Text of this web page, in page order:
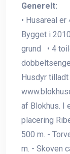
Generelt:
• Husareal
Bygget i
grund • 4
Husdyr
af Blokhus. I
placering
500 m. -
m. - Skoven